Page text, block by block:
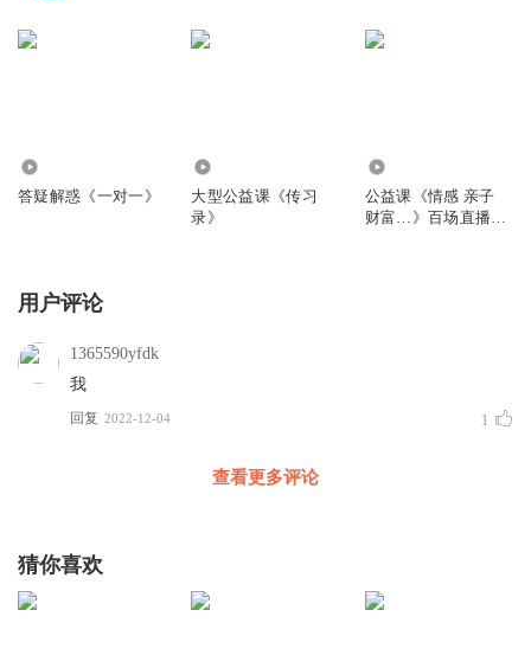
答疑解惑《一对一》
大型公益课《传习
录》
公益课《情感 亲子
财富…》百场直播现
用户评论
1365590yfdk
我
回复 2022-12-04 1
查看更多评论
猜你喜欢